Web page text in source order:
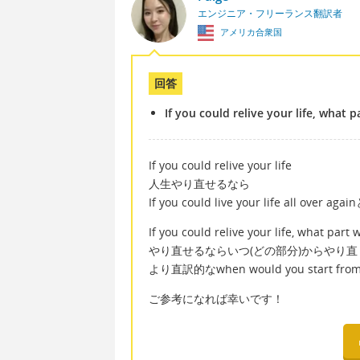
エンジニア・フリーランス翻訳者
アメリカ合衆国
回答
If you could relive your life, what
If you could relive your life
人生やり直せるなら
If you could live your life all over again
If you could relive your life, what part
やり直せるならいつ(どの部分)からやり
より直訳的なwhen would you start
ご参考になれば幸いです！